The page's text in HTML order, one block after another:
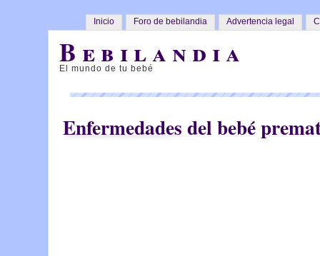
Inicio Foro de bebilandia Advertencia legal
Bebilandia
El mundo de tu bebé
Enfermedades del bebé